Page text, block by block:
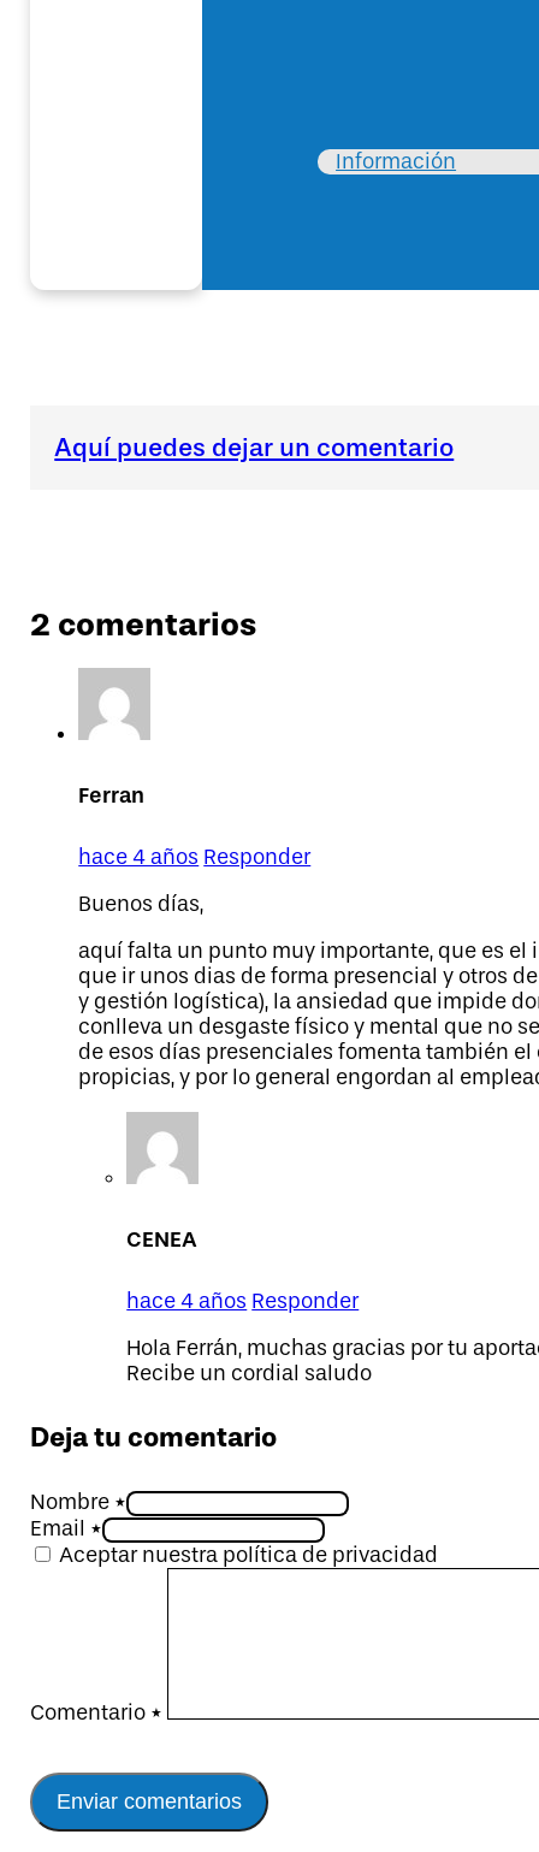
Información
Aquí puedes dejar un comentario
2 comentarios
Ferran
hace 4 años Responder
Buenos días,
aquí falta un punto muy importante, que es
que ir unos dias de forma presencial y otros
y gestión logística), la ansiedad que impide
conlleva un desgaste físico y mental que no
de esos días presenciales fomenta también
propicias, y por lo general engordan al
CENEA
hace 4 años Responder
Hola Ferrán, muchas gracias por tu
Recibe un cordial saludo
Deja tu comentario
Nombre *
Email *
Aceptar nuestra política de privacidad
Comentario *